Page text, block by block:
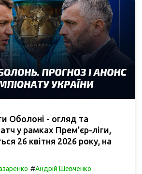
Оболоні - огляд та
у рамках Прем'єр-ліги,
26 квітня 2026 року, на
#Андрій Шевченко